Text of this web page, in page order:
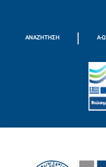
ΑΝΑΖΗΤΗΣΗ | Α-Ω